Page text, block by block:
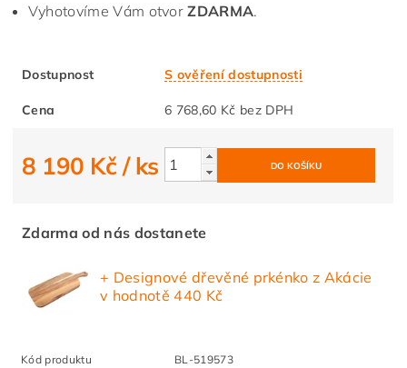
Vyhotovíme Vám otvorZDARMA.
Dostupnost S ověření dostupnosti
Cena 6 768,60 Kč bez DPH
8 190 Kč/ ks
Zdarma od nás dostanete
+ Designové dřevěné prkénko z Akácie
v hodnotě 440 Kč
Kód produktu BL-519573